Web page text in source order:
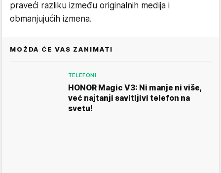
praveći razliku između originalnih medija i
obmanjujućih izmena.
MOŽDA ĆE VAS ZANIMATI
TELEFONI
HONOR Magic V3: Ni manje ni više,
već najtanji savitljivi telefon na
svetu!